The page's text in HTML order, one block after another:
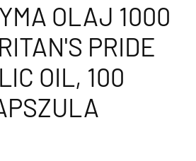
OLAJ 1000
PRIDE
OIL, 100